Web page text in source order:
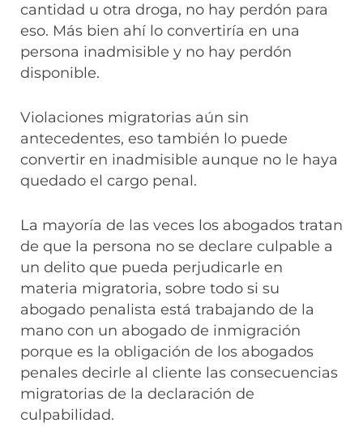
cantidad u otra droga, no hay perdón para
eso. Más bien ahí lo convertiría en una
persona inadmisible y no hay perdón
disponible.
Violaciones migratorias aún sin
antecedentes, eso también lo puede
convertir en inadmisible aunque no le haya
quedado el cargo penal.
La mayoría de las veces los abogados tratan
de que la persona no se declare culpable a
un delito que pueda perjudicarle en
materia migratoria, sobre todo si su
abogado penalista está trabajando de la
mano con un abogado de inmigración
porque es la obligación de los abogados
penales decirle al cliente las consecuencias
migratorias de la declaración de
culpabilidad.